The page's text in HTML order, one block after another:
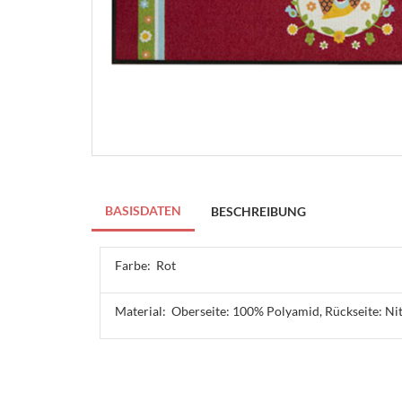
BASISDATEN BESCHREIBUNG
Farbe: Rot
Material: Oberseite: 100% Polyamid, Rückseite: